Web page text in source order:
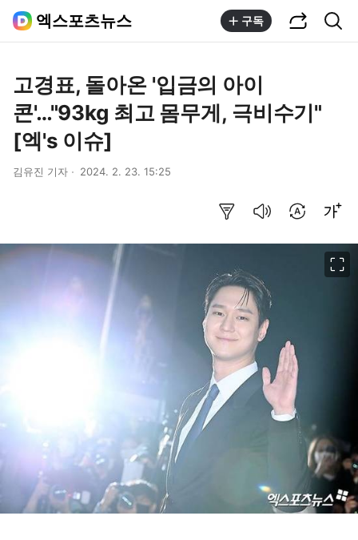
엑스포츠뉴스 구독
고경표, 돌아온 '입금의 아이
콘'…"93kg 최고 몸무게, 극비수기"
[엑's 이슈]
김유진 기자 2024. 2. 23. 15:25